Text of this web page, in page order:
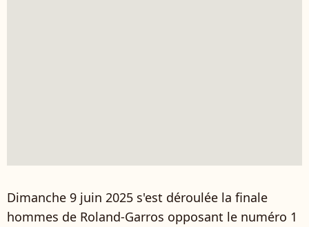
Dimanche 9 juin 2025 s'est déroulée la finale
hommes de Roland-Garros opposant le numéro 1